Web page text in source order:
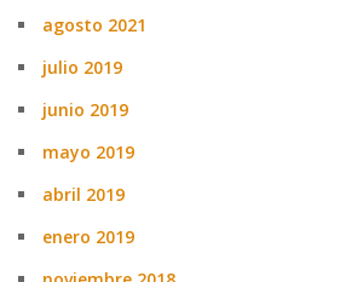
agosto 2021
julio 2019
junio 2019
mayo 2019
abril 2019
enero 2019